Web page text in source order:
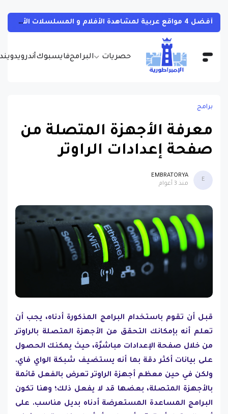
حصريات البرامجفايسبوكأندرويد
أفضل 4 مواقع عربية لمشاهدة الأفلام و المسلسلات الأجنبية بجودات مختلفة و بالمجان مع مترجمة
برامج
معرفة الأجهزة المتصلة من
صفحة إعدادات الراوتر
E
EMBRATORYA
منذ 3 أعوام
قبل أن تقوم باستخدام البرامج المذكورة أدناه، يجب أن
تعلم أنه بإمكانك التحقق من الأجهزة المتصلة بالراوتر
من خلال صفحة الإعدادات مباشرًة، حيث يمكنك الحصول
على بيانات أكثر دقة بما أنه يستضيف شبكة الواي فاي.
ولكن في حين معظم أجهزة الراوتر تعرض بالفعل قائمة
بالأجهزة المتصلة، بعضها قد لا يفعل ذلك؛ وهنا تكون
البرامج المساعدة المستعرضة أدناه بديل مناسب. على